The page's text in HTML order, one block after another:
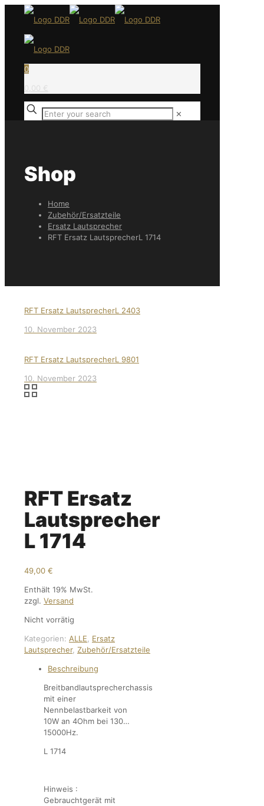
0
0,00 €
✕
Shop
Home
Zubehör/Ersatzteile
Ersatz Lautsprecher
RFT Ersatz LautsprecherL 1714
RFT Ersatz LautsprecherL 2403
10. November 2023
RFT Ersatz LautsprecherL 9801
10. November 2023
RFT Ersatz
Lautsprecher
L 1714
49,00 €
Enthält 19% MwSt.
zzgl. Versand
Nicht vorrätig
Kategorien: ALLE
Ersatz
Lautsprecher, Zubehör/Ersatzteile
Beschreibung
Breitbandlautsprecherchassis
mit einer
Nennbelastbarkeit von
10W an 4Ohm bei 130…
15000Hz.
L 1714
Hinweis :
Gebrauchtgerät mit